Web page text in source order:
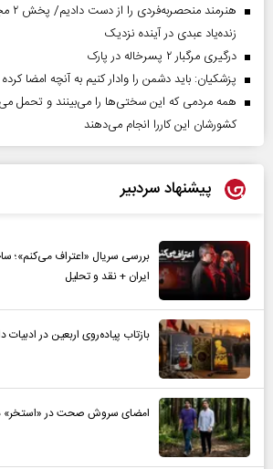
زنده‌یاد عبدی در آینده نزدیک
درگیری مرگبار ۲ پسرخاله در پارک
پزشکیان: باید دشمن را وادار کنیم به آنچه امضا کرده
همه مردمی که این سختی‌ها را می‌بینند و تحمل
کشورشان این کاررا انجام می‌دهند
پیشنهاد سردبیر
بررسی سریال «اعتراف می‌کنم»؛
ایران + نقد و تحلیل
بازتاب پیاده‌روی اربعین در ادبیات
امضای سروش صحت در «استخر»